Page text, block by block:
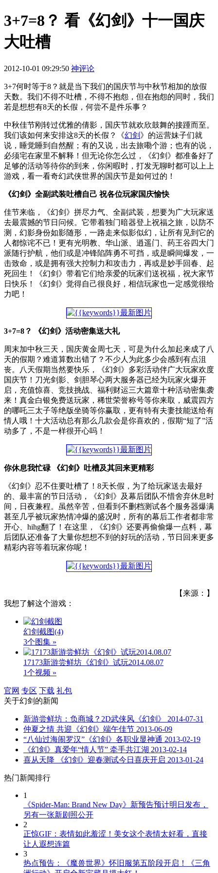
3+7=8？ 看《幻剑》十一国庆
大吐槽
2012-10-01 09:29:50 神评论
3+7何时等于8？就是当下我们的国庆节与中秋节相加的放假
天数。我们不得不吐槽，不得不抱怨，但在抱怨的同时，我们
若是想想有8天的长假，何尝不是件乐事？
中秋佳节刚转过优雅的倩影，国庆节就欢欣鼓舞的接踵而至。
我们该如何来安排这8天的长假？《幻剑 》的运营妹子们就
说，睡觉睡到自然醒；有的又说，出去旅嘞个游；也有的说，
必须宅在家里不解释！但无论你怎么过，《幻剑》都准备好了
足够的活动等待你的到来，你闲暇时，打发无聊时都可以上上
游戏，看一看奇幻武侠世界的国庆节是如何过的！
《幻剑》全副武装吐槽自己 祝各位玩家国庆愉快
佳节来临，《幻剑》拼尽力气、全副武装，想要为广大玩家送
去最震撼的节日问候。它带着独门暗器登上祝福之旅，以防不
测，幻影身份如影随形，一路走来似影似幻，让所有见到它的
人都惊诧不已！更有光明教、华山派、逍遥门、药王谷四大门
派随行护航，他们或是冲锋陷阵勇不可挡，或是瞬间爆发，一
击致命，或是拥有强大控制力和攻击力，再或是妙手回春、起
死回生！《幻剑》带着它们给亲爱的玩家们送祝福，祝大家节
日快乐！《幻剑》觉得自己很良好，相信玩家也一定感觉很给
力吧！
3+7=8？ 《幻剑》活动密集送大礼
周末加中秋三天，国庆黄金周七天，可是为什么加起来成了八
天的假期？难道算数出错了？不少人为此多少会感到有点沮
丧。八天假期当然要快乐，《幻剑》多彩活动伴广大玩家欢度
国庆节！刀光剑影、剑胆琴心两大服务器已经为玩家火爆开
启，充值惊喜、竞技挑战、福利财运三大篇章十种活动密集袭
来！真金白银免费送玩家，稀世荣誉称号等你来取，威震四方
的哪吒三太子等绝版坐骑等你赢取，更有特有夫妻技能送给有
情人哦！十大活动总有那么几款会是你喜欢的，假期“短了”活
动多了，不是一样很开心吗！
你休息我忙碌 《幻剑》吐槽及其回来更精彩
《幻剑》忍不住要吐槽了！8天长假，为了给玩家送去最好
的、最丰富的节日活动，《幻剑》及幕后团队不惜舍弃休息时
间，日夜兼程。虽然辛苦，但看到不删档测试各个服务器爆满
甚至几乎被玩家热情冲爆的盛况时，所有的幕后工作者都非常
开心、hihg翻了！在这里，《幻剑》还要再偷偷爆一点料，幕
后团队还准备了大量你想想不到的好玩的活动，节日回来更多
精彩内容等着玩家你呢！
【来源：】
我想了解这个游戏：
幻剑截图(4)
3个图集 »
17173新游尝鲜坊《幻剑》试玩2014.08.07
1个视频 »
官网 专区 下载 礼包
关于幻剑 的新闻
新游尝鲜坊：负商城？2D武侠风《幻剑》
2014-07-31
仲夏之情 共迎《幻剑》端午佳节 2013-06-09
“八仙过海闹罗汉”《幻剑》各职业显神通 2013-02-19
《幻剑》真爱年“情人节” 牵手共江湖 2013-02-14
喜从天降 《幻剑》迎春测试今日喜庆开启 2013-01-24
热门新闻排行
1
《Spider-Man: Brand New Day》新预告预计明日发布，
另有一张新剧照公开
2
正惊GIF：表情如此羞涩！美女这个表情太好看，直接
让人遐想连篇
3
热点预告：《魔兽世界》怀旧服第五阶段开启！《三角